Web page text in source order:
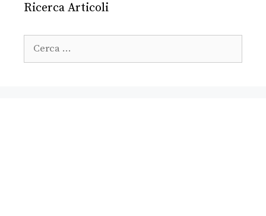
Ricerca Articoli